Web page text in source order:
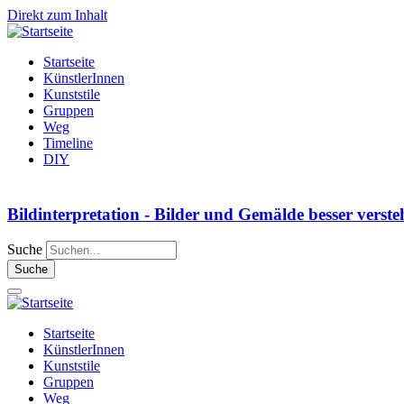
Direkt zum Inhalt
Startseite
KünstlerInnen
Kunststile
Gruppen
Weg
Timeline
DIY
Bildinterpretation - Bilder und Gemälde besser
Suche
Startseite
KünstlerInnen
Kunststile
Gruppen
Weg